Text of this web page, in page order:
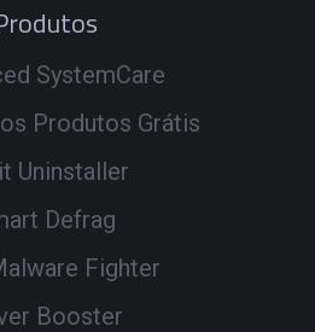
SystemCare
Produtos Grátis
Uninstaller
Defrag
Fighter
Booster